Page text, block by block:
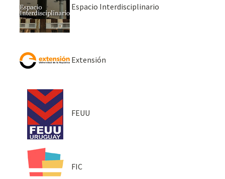
Espacio Interdisciplinario
Extensión
FEUU
FIC